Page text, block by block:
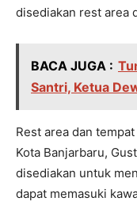
disediakan rest area
BACA JUGA :
Santri, Ketua
Rest area dan
Kota Banjarbaru,
disediakan untuk
dapat memasuki